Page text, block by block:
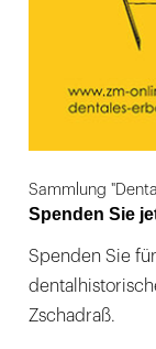
Sammlung
Spenden Sie
Spenden Sie
Zschadraß.